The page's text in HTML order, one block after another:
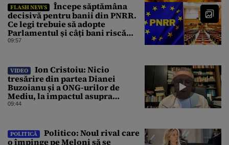
FLASH NEWS
Începe săptămâna
decisivă pentru banii din PNRR.
Ce legi trebuie să adopte
Parlamentul și câți bani riscă
România să piardă
09:57
VIDEO
Ion Cristoiu: Nicio
tresărire din partea Dianei
Buzoianu și a ONG-urilor de
Mediu, la impactul asupra
Mediului al Operațiunii de pe
09:44
POLITICĂ
Politico: Noul rival care
o împinge pe Meloni să se